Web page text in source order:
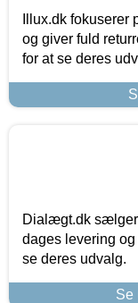
Illux.dk
og giver fuld
for at se deres
Dialægt.dk sælger
dages levering
se deres udvalg.
Se